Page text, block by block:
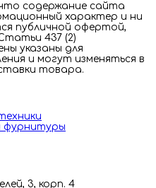
содержание сайта
характер и ни
публичной офертой,
437 (2)
указаны для
и могут изменяться в
товара.
фурнитуры
3, корп. 4